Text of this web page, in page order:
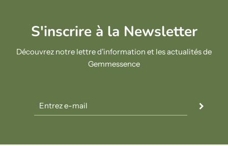
S'inscrire à la Newsletter
Découvrez notre lettre d'information et les actualités de
Gemmessence